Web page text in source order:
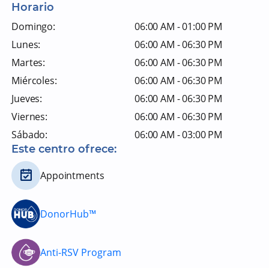
Horario
Domingo:
06:00 AM - 01:00 PM
Lunes:
06:00 AM - 06:30 PM
Martes:
06:00 AM - 06:30 PM
Miércoles:
06:00 AM - 06:30 PM
Jueves:
06:00 AM - 06:30 PM
Viernes:
06:00 AM - 06:30 PM
Sábado:
06:00 AM - 03:00 PM
Este centro ofrece:
Appointments
DonorHub™
Anti-RSV Program